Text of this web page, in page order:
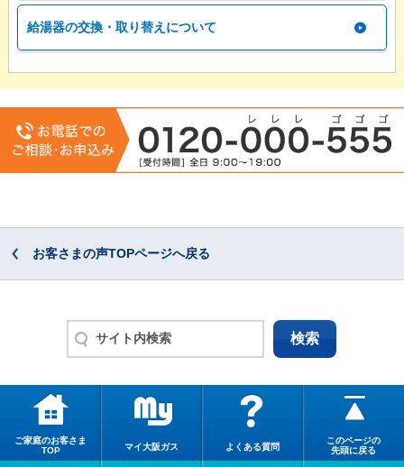
給湯器の交換・取り替えについて
お客さまの声TOPページへ戻る
ご家庭のお客さま
TOP
マイ大阪ガス よくある質問
このページの
先頭に戻る